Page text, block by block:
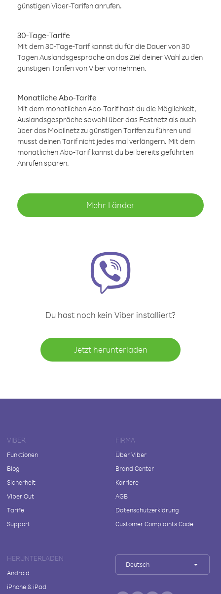
günstigen Viber-Tarifen anrufen.
30-Tage-Tarife
Mit dem 30-Tage-Tarif kannst du für die Dauer von 30
Tagen Auslandsgespräche an das Ziel deiner Wahl zu den
günstigen Tarifen von Viber vornehmen.
Monatliche Abo-Tarife
Mit dem monatlichen Abo-Tarif hast du die Möglichkeit,
Auslandsgespräche sowohl über das Festnetz als auch
über das Mobilnetz zu günstigen Tarifen zu führen und
musst deinen Tarif nicht jedes mal verlängern. Mit dem
monatlichen Abo-Tarif kannst du bei bereits geführten
Anrufen sparen.
Mehr Länder
Du hast noch kein Viber installiert?
Jetzt herunterladen
VIBER
Funktionen
Blog
Sicherheit
Viber Out
Tarife
Support
FIRMA
Über Viber
Brand Center
Karriere
AGB
Datenschutzerklärung
Customer Complaints Code
HERUNTERLADEN
Android
iPhone & iPad
Deutsch